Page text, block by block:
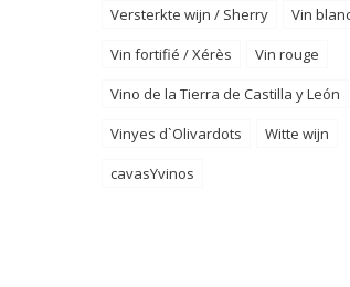
Versterkte wijn / Sherry
Vin
Vin fortifié / Xérès
Vin rouge
Vino de la Tierra de Castilla y León
Vinyes d`Olivardots
Witte wijn
cavasYvinos